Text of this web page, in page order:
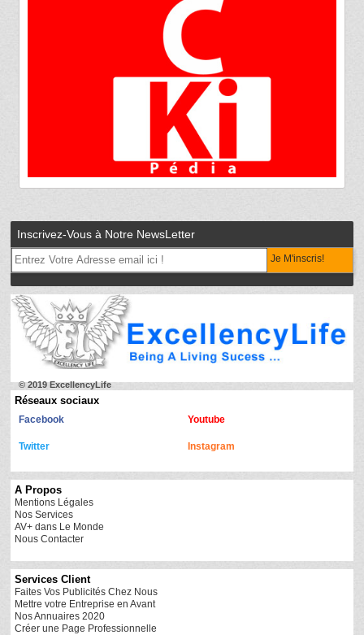
Inscrivez-Vous à Notre NewsLetter
Je M'inscris!
© 2019 ExcellencyLife
Réseaux sociaux
Facebook Youtube
Twitter Instagram
A Propos
Mentions Légales
Nos Services
AV+ dans Le Monde
Nous Contacter
Services Client
Faites Vos Publicités Chez Nous
Mettre votre Entreprise en Avant
Nos Annuaires 2020
Créer une Page Professionnelle